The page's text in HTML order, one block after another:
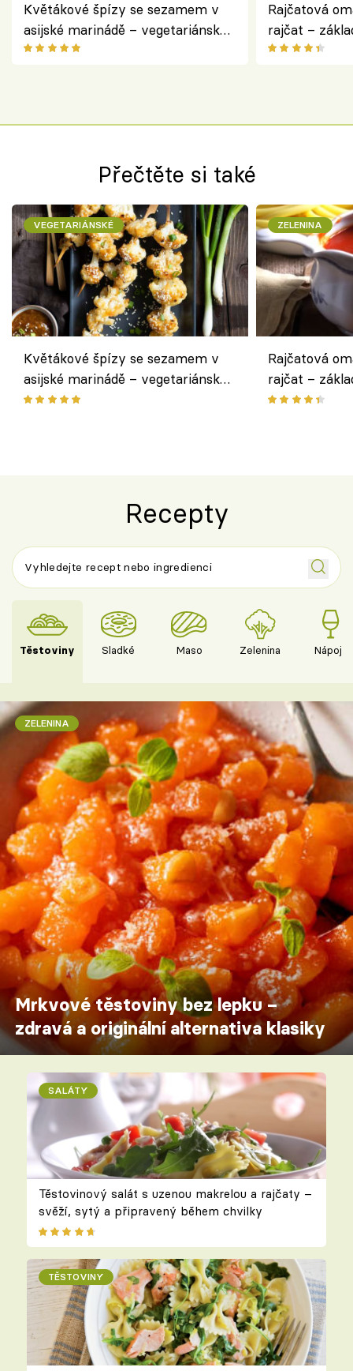
Květákové špízy se sezamem v
asijské marinádě – vegetariánská
chuťovka z grilu
Rajčatová
rajčat –
Přečtěte si také
VEGETARIÁNSKÉ
Květákové špízy se sezamem v
asijské marinádě – vegetariánská
chuťovka z grilu
ZELENINA
Rajčatová
rajčat –
Recepty
Těstoviny Sladké Maso Zelenina Nápoje
ZELENINA
Mrkvové těstoviny bez lepku –
zdravá a originální alternativa klasiky
SALÁTY
Těstovinový salát s uzenou makrelou a rajčaty –
svěží, sytý a připravený během chvilky
TĚSTOVINY